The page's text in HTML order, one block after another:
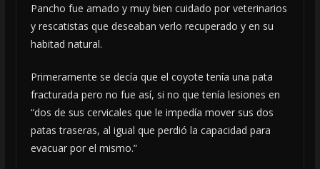
Pancho fue amado y muy bien cuidado por veterinarios
y rescatistas que deseaban verlo recuperado y en su
habitad natural.
Primeramente se decía que el coyote tenía una pata
fracturada pero no fue así, si no que tenía lesiones en
“dos de sus cervicales que le impedía mover sus dos
patas traseras, al igual que perdió la capacidad para
evacuar por el mismo.”